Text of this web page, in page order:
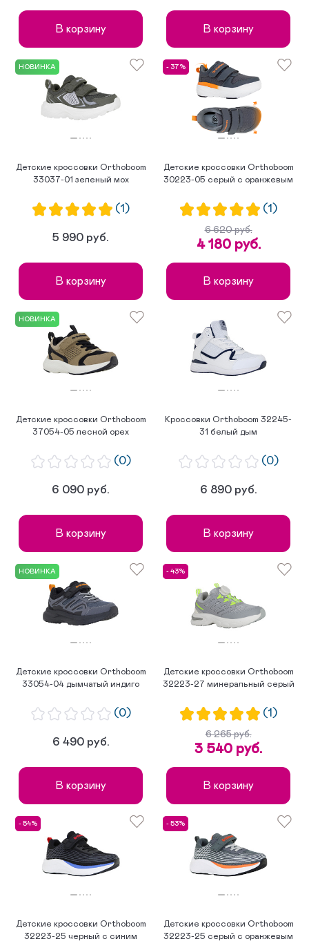
В корзину В корзину
НОВИНКА
Детские кроссовки Orthoboom
33037-01 зеленый мох
(1)
5 990 руб.
В корзину
- 37%
Детские кроссовки Orthoboom
30223-05 серый с оранжевым
(1)
6 620 руб.
4 180 руб.
В корзину
НОВИНКА
Детские кроссовки Orthoboom
37054-05 лесной орех
(0)
6 090 руб.
В корзину
Кроссовки Orthoboom 32245-
31 белый дым
(0)
6 890 руб.
В корзину
НОВИНКА
Детские кроссовки Orthoboom
33054-04 дымчатый индиго
(0)
6 490 руб.
В корзину
- 43%
Детские кроссовки Orthoboom
32223-27 минеральный серый
(1)
6 265 руб.
3 540 руб.
В корзину
- 54%
Детские кроссовки Orthoboom
32223-25 черный с синим
- 53%
Детские кроссовки Orthoboom
32223-25 серый с оранжевым